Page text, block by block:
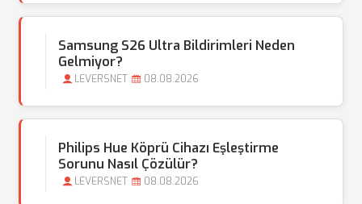
Samsung S26 Ultra Bildirimleri Neden
Gelmiyor?
LEVERSNET 08.08.2026
Philips Hue Köprü Cihazı Eşleştirme
Sorunu Nasıl Çözülür?
LEVERSNET 08.08.2026